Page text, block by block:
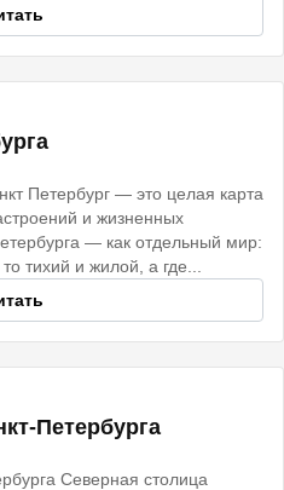
Петербург — это целая карта
и жизненных
— как отдельный мир:
тихий и жилой, а где...
Петербурга
Северная столица